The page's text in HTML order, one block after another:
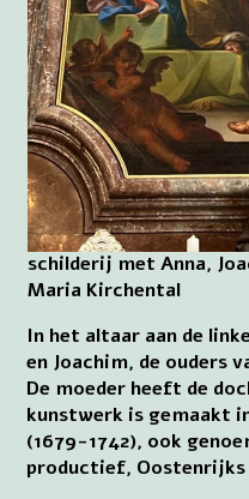
schilderij met Anna,
Maria Kirchental
In het altaar aan de
en Joachim, de ouders
De moeder heeft de
kunstwerk is gemaakt
(1679-1742), ook
productief, Oostenrijks